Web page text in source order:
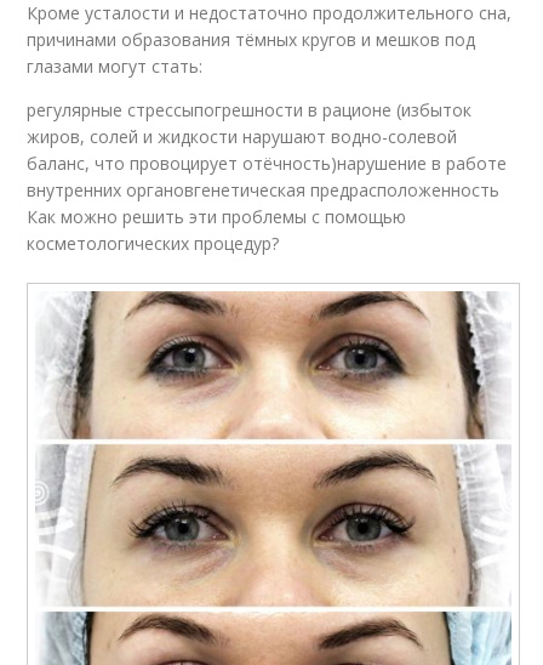
Кроме усталости и недостаточно продолжительного сна,
причинами образования тёмных кругов и мешков под
глазами могут стать:
регулярные стрессыпогрешности в рационе (избыток
жиров, солей и жидкости нарушают водно-солевой
баланс, что провоцирует отёчность)нарушение в работе
внутренних органовгенетическая предрасположенность
Как можно решить эти проблемы с помощью
косметологических процедур?